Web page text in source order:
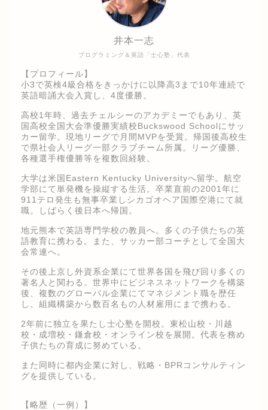
プログラミング＆英語「士心塾」代表
井本一志
【プロフィール】
小3で英検4級合格をきっかけに以降高3まで10年連続で
英語暗誦大会入賞し、4度優勝。
高校1年時、過去チェルシーのアカデミーでもあり、英
国高校全国大会準優勝実績校Buckswood Schoolにサッ
カー留学。現地リーグで月間MVPを受賞。帰国後高校生
で県社会人リーグ一部クラブチーム所属。リーグ優勝、
各種選手権優勝等を複数回経験。
大学は米国Eastern Kentucky Universityへ留学。航空
学部にて単発機を操縦する生活。卒業直前の2001年に
911テロ発生も無事卒業しシカゴオヘア国際空港にて就
職。しばらく後日本へ帰国。
地元熊本で英語専門学校の教員へ。多くの子供たちの英
語教育に携わる。また、サッカー部コーチとして全国大
会常連へ。
その後上京し外資系企業にて世界各国を飛び回り多くの
著名人と関わる。世界中にビジネスネットワークを構築
後、複数のグローバル企業にてマネジメント職を歴任
し、組織構築から数百名もの人材雇用にまで携わる。
2年前に独立を果たし士心塾を開校。東松山校・川越
校・成増校・鎌倉校・オンライン校を展開。代表を務め
子供たちの育成に努めている。
また同時に都内企業に対し、戦略・BPRコンサルティン
グを提供している。
【略歴（一例）】